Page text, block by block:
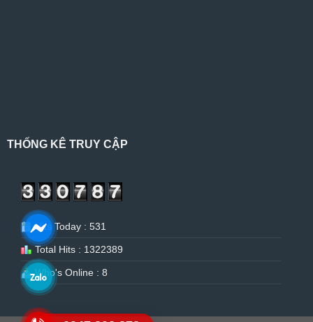
THỐNG KÊ TRUY CẬP
Hits Today : 531
Total Hits : 1322389
Who's Online : 8